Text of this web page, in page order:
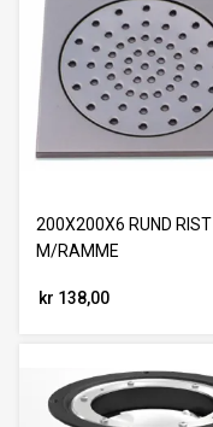
200X200X6 RUND RIST
M/RAMME
kr 138,00